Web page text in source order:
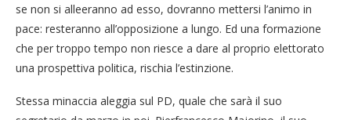
se non si alleeranno ad esso, dovranno mettersi l’animo in
pace: resteranno all’opposizione a lungo. Ed una formazione
che per troppo tempo non riesce a dare al proprio elettorato
una prospettiva politica, rischia l’estinzione.
Stessa minaccia aleggia sul PD, quale che sarà il suo